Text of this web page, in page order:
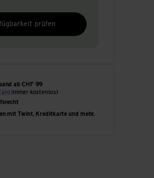
prüfen
ab CHF 99
immer kostenlos)
mit Twint, Kreditkarte und mehr.